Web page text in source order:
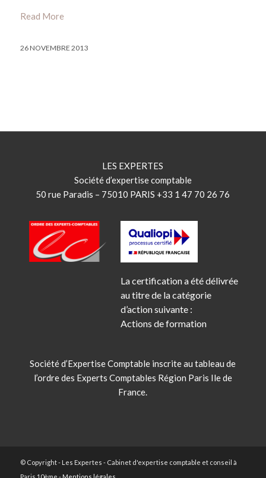
Read More
26 NOVEMBRE 2013
LES EXPERTES
Société d’expertise comptable
50 rue Paradis – 75010 PARIS +33 1 47 70 26 76
La certification a été délivrée
au titre de la catégorie
d’action suivante :
Actions de formation
Société d’Expertise Comptable inscrite au tableau de
l’ordre des Experts Comptables Région Paris Ile de
France.
© Copyright - Les Expertes - Cabinet d'expertise comptable et conseil à